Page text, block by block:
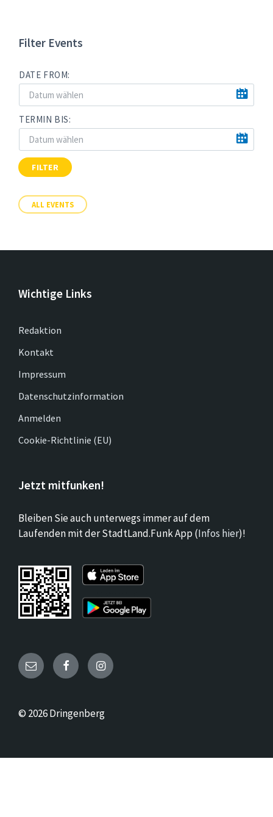
Filter Events
DATE FROM:
TERMIN BIS:
FILTER
ALL EVENTS
Wichtige Links
Redaktion
Kontakt
Impressum
Datenschutzinformation
Anmelden
Cookie-Richtlinie (EU)
Jetzt mitfunken!
Bleiben Sie auch unterwegs immer auf dem
Laufenden mit der StadtLand.Funk App (Infos hier)!
Email FacebookInstagram
© 2026 Dringenberg